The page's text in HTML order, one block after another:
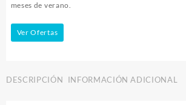
meses de verano.
Ver Ofertas
DESCRIPCIÓN INFORMACIÓN ADICIONAL